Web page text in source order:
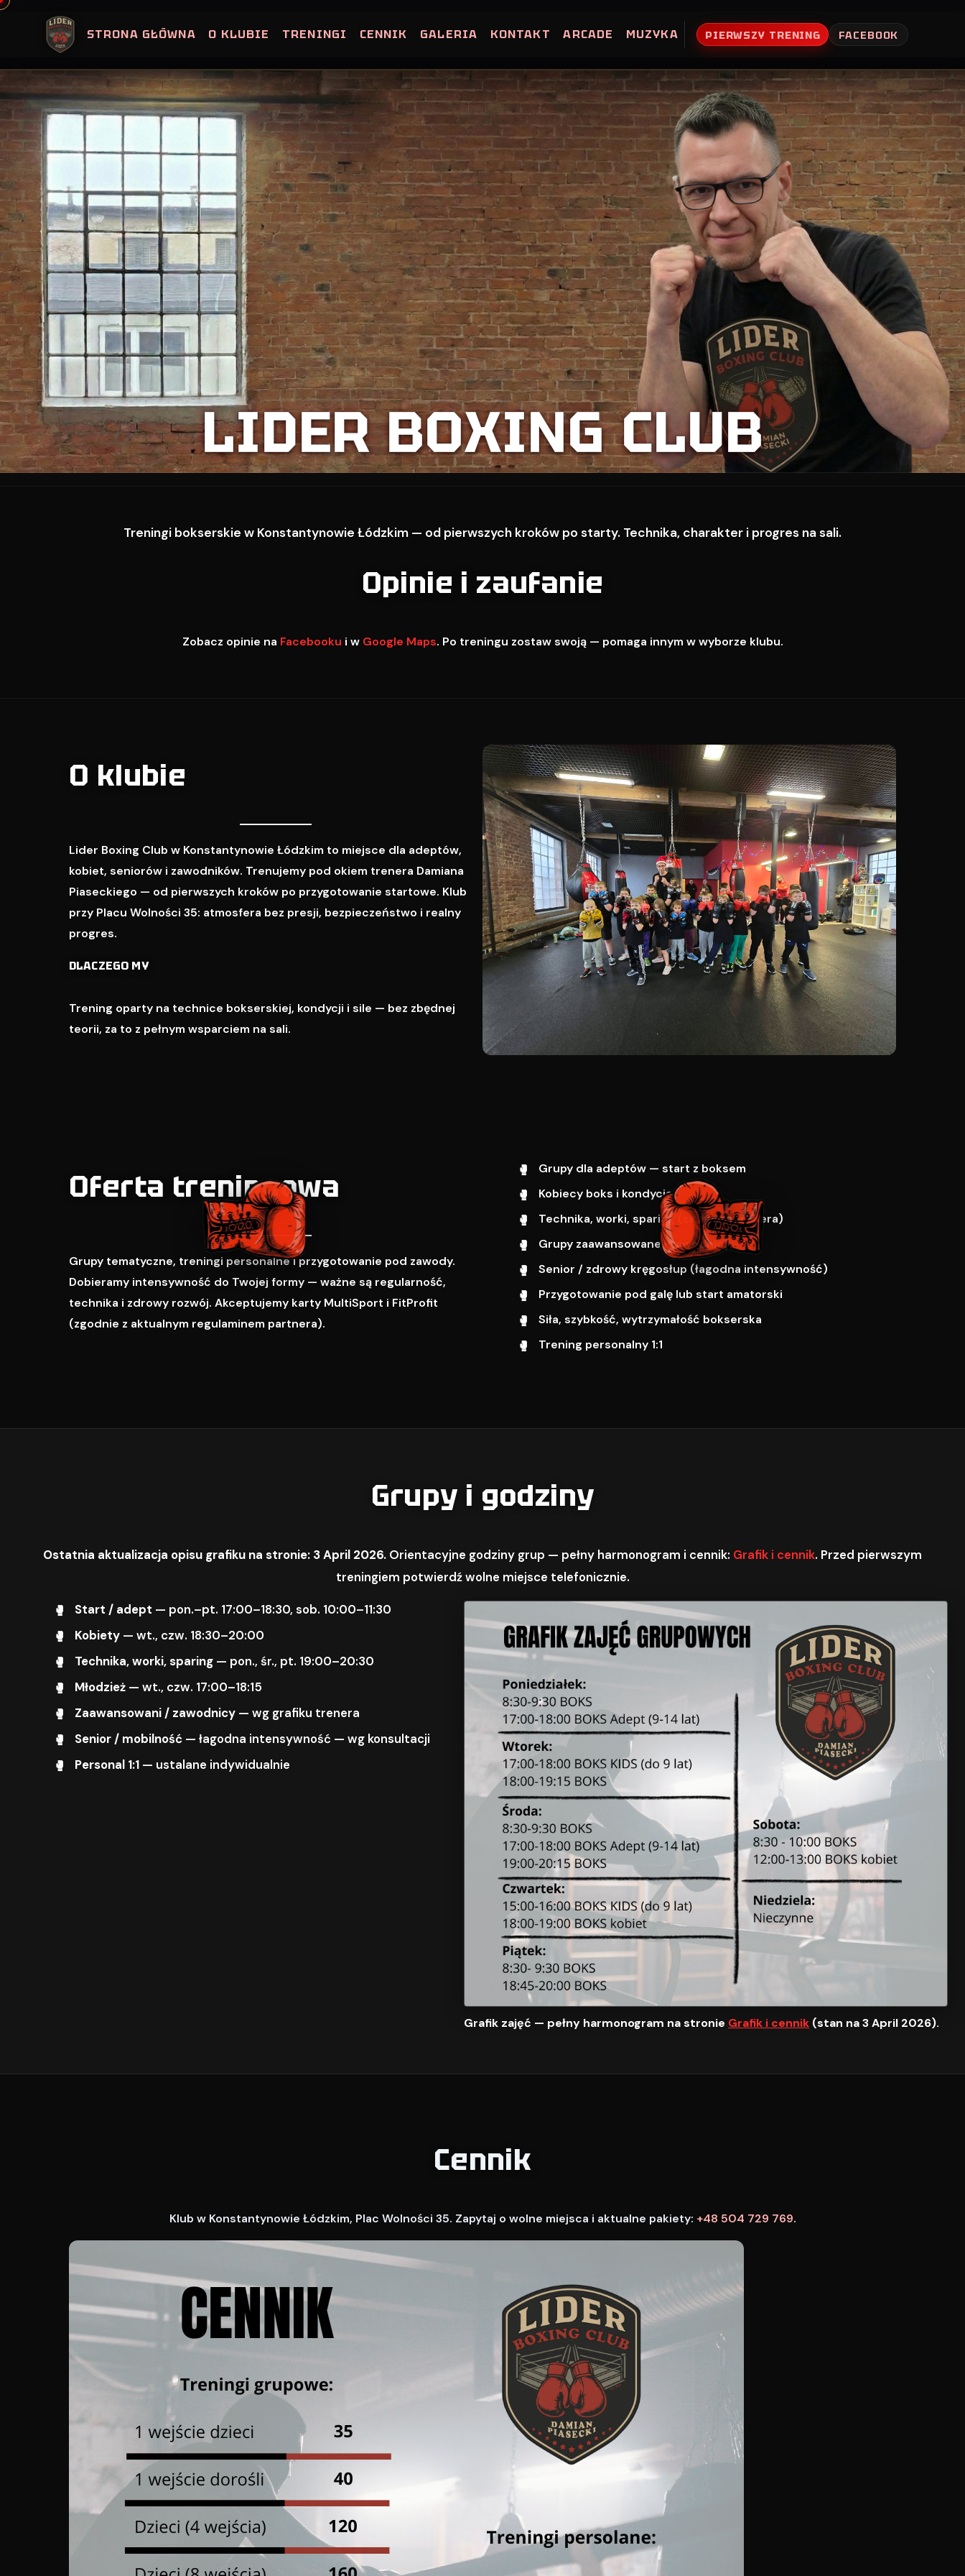
Skip
STRONA GŁÓWNA O KLUBIE TRENINGI CENNIK GALERIA KONTAKT ARCADE MUZYKA PIERWSZY TRENING FACEBOOK
LIDER BOXING CLUB
Treningi bokserskie w Konstantynowie Łódzkim — od pierwszych kroków po starty. Technika, charakter i progres na sali.
Opinie i zaufanie
Zobacz opinie na Facebooku i w Google Maps. Po treningu zostaw swoją — pomaga innym w wyborze klubu.
O klubie
Lider Boxing Club w Konstantynowie Łódzkim to miejsce dla adeptów,
kobiet, seniorów i zawodników. Trenujemy pod okiem trenera Damiana
Piaseckiego — od pierwszych kroków po przygotowanie startowe. Klub
przy Placu Wolności 35: atmosfera bez presji, bezpieczeństwo i realny
progres.
DLACZEGO MY
Trening oparty na technice bokserskiej, kondycji i sile — bez zbędnej
teorii, za to z pełnym wsparciem na sali.
Oferta treningowa
Grupy tematyczne, treningi personalne i przygotowanie pod zawody.
Dobieramy intensywność do Twojej formy — ważne są regularność,
technika i zdrowy rozwój. Akceptujemy karty MultiSport i FitProfit
(zgodnie z aktualnym regulaminem partnera).
Grupy dla adeptów — start z boksem
Kobiecy boks i kondycja
Technika, worki, sparing (za zgodą trenera)
Grupy zaawansowane i zawodnicy
Senior / zdrowy kręgosłup (łagodna intensywność)
Przygotowanie pod galę lub start amatorski
Siła, szybkość, wytrzymałość bokserska
Trening personalny 1:1
Grupy i godziny
Ostatnia aktualizacja opisu grafiku na stronie: 3 April 2026. Orientacyjne godziny grup — pełny harmonogram i cennik: Grafik i cennik. Przed pierwszym
treningiem potwierdź wolne miejsce telefonicznie.
Start / adept — pon.–pt. 17:00–18:30, sob. 10:00–11:30
Kobiety — wt., czw. 18:30–20:00
Technika, worki, sparing — pon., śr., pt. 19:00–20:30
Młodzież — wt., czw. 17:00–18:15
Zaawansowani / zawodnicy — wg grafiku trenera
Senior / mobilność — łagodna intensywność — wg konsultacji
Personal 1:1 — ustalane indywidualnie
Grafik zajęć — pełny harmonogram na stronie Grafik i cennik (stan na 3 April 2026).
Cennik
Klub w Konstantynowie Łódzkim, Plac Wolności 35. Zapytaj o wolne miejsca i aktualne pakiety: +48 504 729 769.